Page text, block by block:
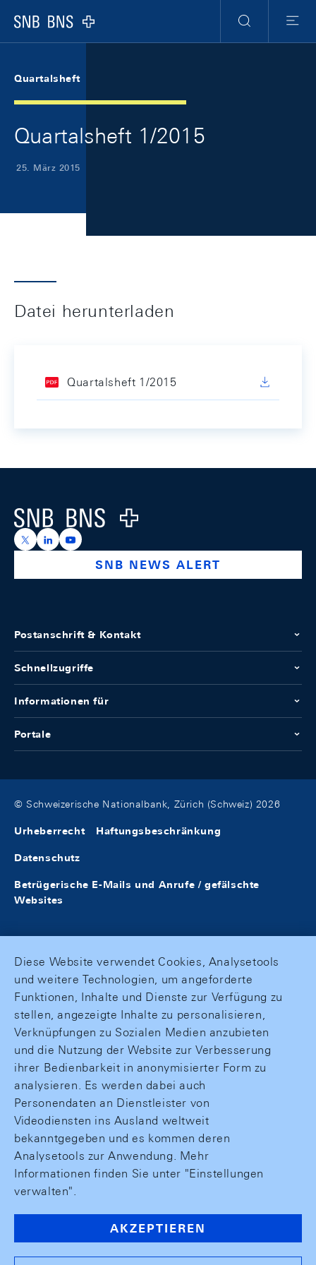
Logo
Suche
Menu
Quartalsheft
Quartalsheft 1/2015
25. März 2015
Datei herunterladen
Quartalsheft 1/2015
Logo
https://x.com/snb_bns
https://ch.linkedin.com/company/swiss-national-
https://www.youtube.com/@swissnationalbank
SNB NEWS ALERT
Postanschrift & Kontakt
Schnellzugriffe
Informationen für
Portale
© Schweizerische Nationalbank, Zürich (Schweiz) 2026
Urheberrecht Haftungsbeschränkung
Datenschutz
Betrügerische E-Mails und Anrufe / gefälschte
Websites
Diese Website verwendet Cookies, Analysetools
und weitere Technologien, um angeforderte
Funktionen, Inhalte und Dienste zur Verfügung zu
stellen, angezeigte Inhalte zu personalisieren,
Verknüpfungen zu Sozialen Medien anzubieten
und die Nutzung der Website zur Verbesserung
ihrer Bedienbarkeit in anonymisierter Form zu
analysieren. Es werden dabei auch
Personendaten an Dienstleister von
Videodiensten ins Ausland weltweit
bekanntgegeben und es kommen deren
Analysetools zur Anwendung. Mehr
Informationen finden Sie unter "Einstellungen
verwalten".
AKZEPTIEREN